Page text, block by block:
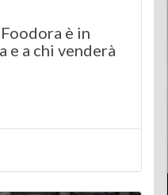
è in
e a chi venderà